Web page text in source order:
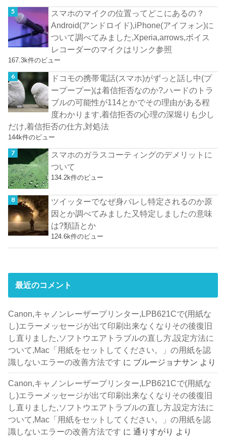
スマホのマイクの位置ってどこにあるの？
Android(アンドロイド),iPhone(アイフォン)に
ついて調べてみました,Xperia,arrows,ボイス
レコーダーのマイクはリンク参照
167.3k件のビュー
ドコモの携帯電話(スマホ)がずっと話し中(プ
ープープー)は着信拒否なのか?,ハードのトラ
ブルの可能性が114とかでその理由がある程
度わかります,着信拒否の心理の深堀りも少し
だけ,着信拒否の仕方,対処法
144k件のビュー
スマホのガラスコーティングのデメリットに
ついて
134.2k件のビュー
ツイッターでなぜ身バレし特定されるのか原
因とか調べてみました又特定しましたの意味
は?類語とか
124.6k件のビュー
最近のコメント
Canon,キャノンレーザープリンター,LPB621Cで(用紙な
し)エラーメッセージが出て印刷出来なくなりその後復旧
し直りました,ソフトウエアトラブルの直し方,設定方法に
ついて,Mac「用紙をセットしてください。」の用紙を認
識しないエラーの改善方法です に ブルージョナサン より
Canon,キャノンレーザープリンター,LPB621Cで(用紙な
し)エラーメッセージが出て印刷出来なくなりその後復旧
し直りました,ソフトウエアトラブルの直し方,設定方法に
ついて,Mac「用紙をセットしてください。」の用紙を認
識しないエラーの改善方法です に通りすがり より